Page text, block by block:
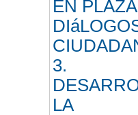
EN
3.
LA